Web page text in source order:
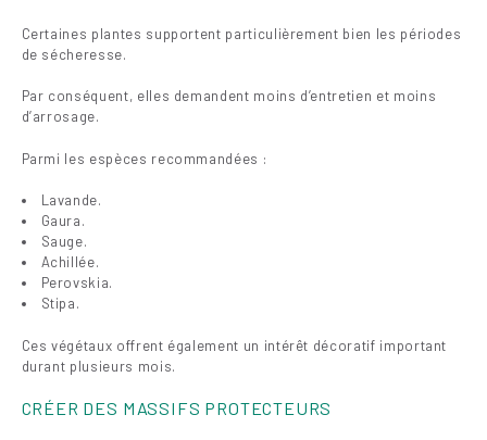
Certaines plantes supportent particulièrement bien les périodes
de sécheresse.
Par conséquent, elles demandent moins d’entretien et moins
d’arrosage.
Parmi les espèces recommandées :
Lavande.
Gaura.
Sauge.
Achillée.
Perovskia.
Stipa.
Ces végétaux offrent également un intérêt décoratif important
durant plusieurs mois.
CRÉER DES MASSIFS PROTECTEURS